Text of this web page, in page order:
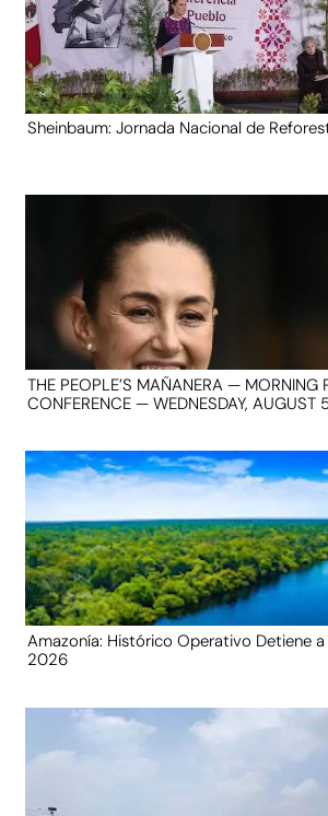
Sheinbaum: Jornada Nacional de
THE PEOPLE’S MAÑANERA — MORNING
CONFERENCE — WEDNESDAY, AUGUST
Amazonía: Histórico Operativo Detiene
2026